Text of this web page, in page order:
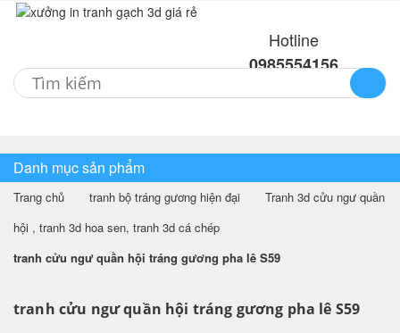
Hotline
0985554156
Danh mục sản phẩm
Trang chủ tranh bộ tráng gương hiện đại
Tranh 3d cửu ngư quần
hội , tranh 3d hoa sen, tranh 3d cá chép
tranh cửu ngư quần hội tráng gương pha lê S59
tranh cửu ngư quần hội tráng gương pha lê S59